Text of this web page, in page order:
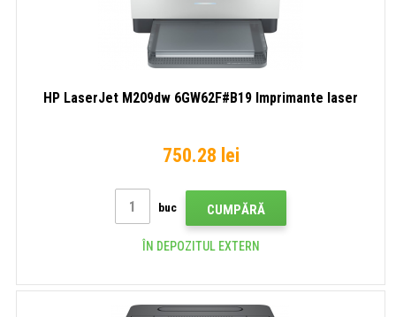
HP LaserJet M209dw 6GW62F#B19 Imprimante laser
750.28 lei
buc CUMPĂRĂ
ÎN DEPOZITUL EXTERN